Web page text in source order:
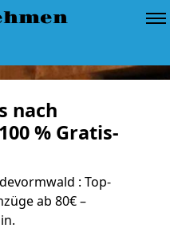
nach
% Gratis-
: Top-
ab 80€ –